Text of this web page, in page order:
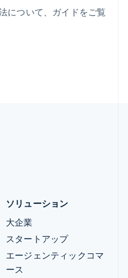
について、ガイドをご覧
ソリューション
大企業
スタートアップ
エージェンティックコマ
ース